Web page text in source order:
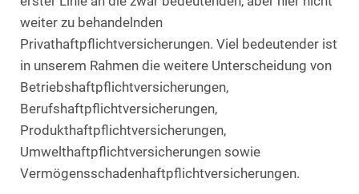
weiter zu behandelnden
Privathaftpflichtversicherungen. Viel bedeutender ist
in unserem Rahmen die weitere Unterscheidung von
Betriebshaftpflichtversicherungen,
Berufshaftpflichtversicherungen,
Produkthaftpflichtversicherungen,
Umwelthaftpflichtversicherungen sowie
Vermögensschadenhaftpflichtversicherungen.